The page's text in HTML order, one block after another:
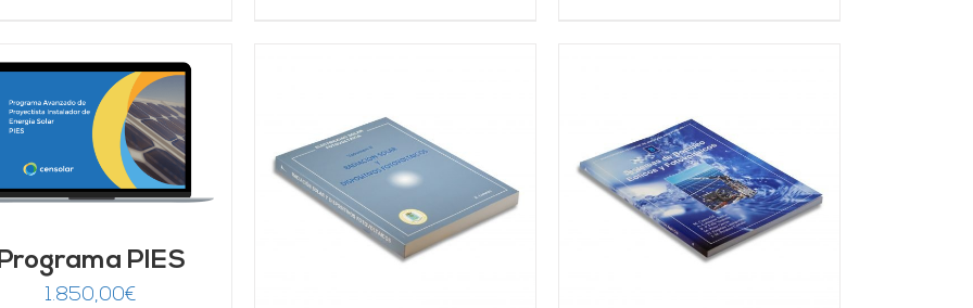
PIES
1.850,00€
AÑADIR AL CARRITO
DETALLES
AÑADIR AL CARRITO
/